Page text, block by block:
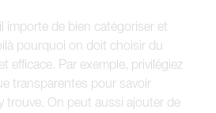
importe de bien catégoriser et
pourquoi on doit choisir du
efficace. Par exemple, privilégiez
transparentes pour savoir
trouve. On peut aussi ajouter de